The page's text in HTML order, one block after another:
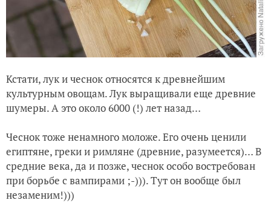
Кстати, лук и чеснок относятся к древнейшим
культурным овощам. Лук выращивали еще древние
шумеры. А это около 6000 (!) лет назад…
Чеснок тоже ненамного моложе. Его очень ценили
египтяне, греки и римляне (древние, разумеется)… В
средние века, да и позже, чеснок особо востребован
при борьбе с вампирами ;-))). Тут он вообще был
незаменим!)))